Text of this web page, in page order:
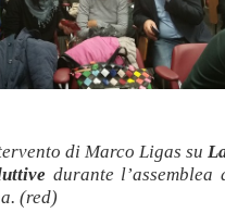
di Marco Ligas su
durante
(red)